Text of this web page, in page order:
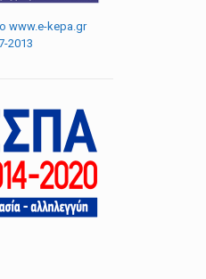
www.e-kepa.gr
2013